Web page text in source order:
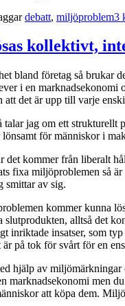
debatt, miljöproblem3
kollektivt,
bland företag så brukar
i en marknadsekonomi
att det är upp till varje
jag om ett strukturellt
för människor i
det kommer från liberalt
fixa miljöproblemen så
smittar av sig.
kommer kunna
alltså det
inriktade insatser, som
på tok för svårt för en
hjälp av
marknadsekonomi men
att köpa dem.